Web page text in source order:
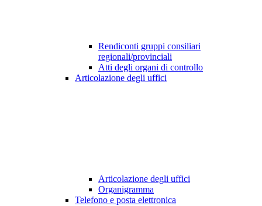
Rendiconti gruppi consiliari
regionali/provinciali
Atti degli organi di controllo
Articolazione degli uffici
Articolazione degli uffici
Organigramma
Telefono e posta elettronica